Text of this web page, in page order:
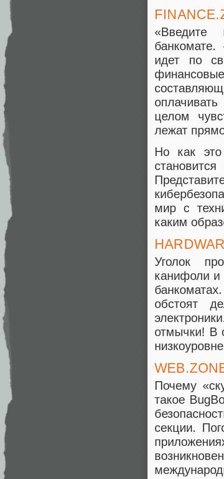
«Введите
идет по
целом
лежат
Но как это
мир с
каким
Уголок
канифоли и
обстоят
отмычки! В
Почему
такое
секции.